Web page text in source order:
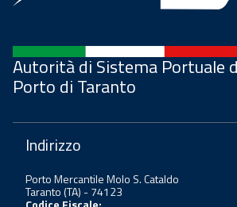
Autorità di Sistema Portuale
Porto di Taranto
Indirizzo
Porto Mercantile Molo S. Cataldo
Taranto (TA) - 74123